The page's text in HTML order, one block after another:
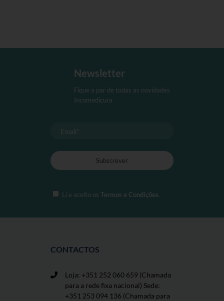
Newsletter
Fique a par de todas as novidades
Incomedicura
Li e aceito os Termos e Condições.
CONTACTOS
Loja: +351 252 060 659 (Chamada
para a rede fixa nacional) Sede:
+351 253 094 136 (Chamada para